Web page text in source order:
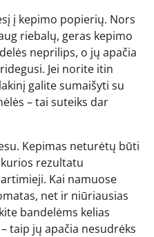
į kepimo popierių. Nors
riebalų, geras kepimo
neprilips, o jų apačia
Jei norite itin
galite sumaišyti su
– tai suteiks dar
Kepimas neturėtų būti
rezultatu
Kai namuose
net ir niūriausias
bandelėms kelias
taip jų apačia nesudrėks